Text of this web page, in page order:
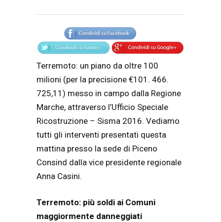
Articolo
Testo articolo principale
Terremoto: un piano da oltre 100
milioni (per la precisione €101. 466.
725,11) messo in campo dalla Regione
Marche, attraverso l’Ufficio Speciale
Ricostruzione – Sisma 2016. Vediamo
tutti gli interventi presentati questa
mattina presso la sede di Piceno
Consind dalla vice presidente regionale
Anna Casini.
Terremoto: più soldi ai Comuni
maggiormente danneggiati